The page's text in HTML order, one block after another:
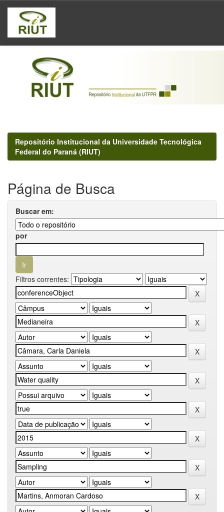
Skip
navigation
Repositório Institucional da Universidade Tecnológica
Federal do Paraná (RIUT)
Página de Busca
Buscar em:
por
Filtros correntes: